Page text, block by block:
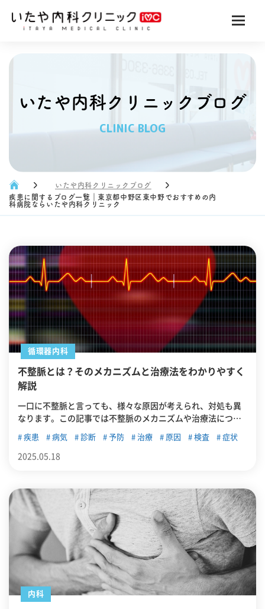
いたや内科クリニックブログ
CLINIC BLOG
いたや内科クリニックブログ
疾患に関するブログ一覧｜東京都中野区東中野でおすすめの内
科病院ならいたや内科クリニック
循環器内科
不整脈とは？そのメカニズムと治療法をわかりやすく
解説
一口に不整脈と言っても、様々な原因が考えられ、対処も異
なります。この記事では不整脈のメカニズムや治療法につい
いる病院やクリニックも紹介します。
疾患 病気 診断 予防 治療 原因 検査 症状
2025.05.18
内科